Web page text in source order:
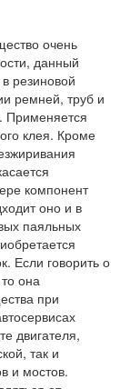
очень
данный
резиновой
ремней, труб и
Применяется
клея. Кроме
компонент
оно и в
паяльных
Если говорить о
она
при
двигателя,
так и
и мостов.